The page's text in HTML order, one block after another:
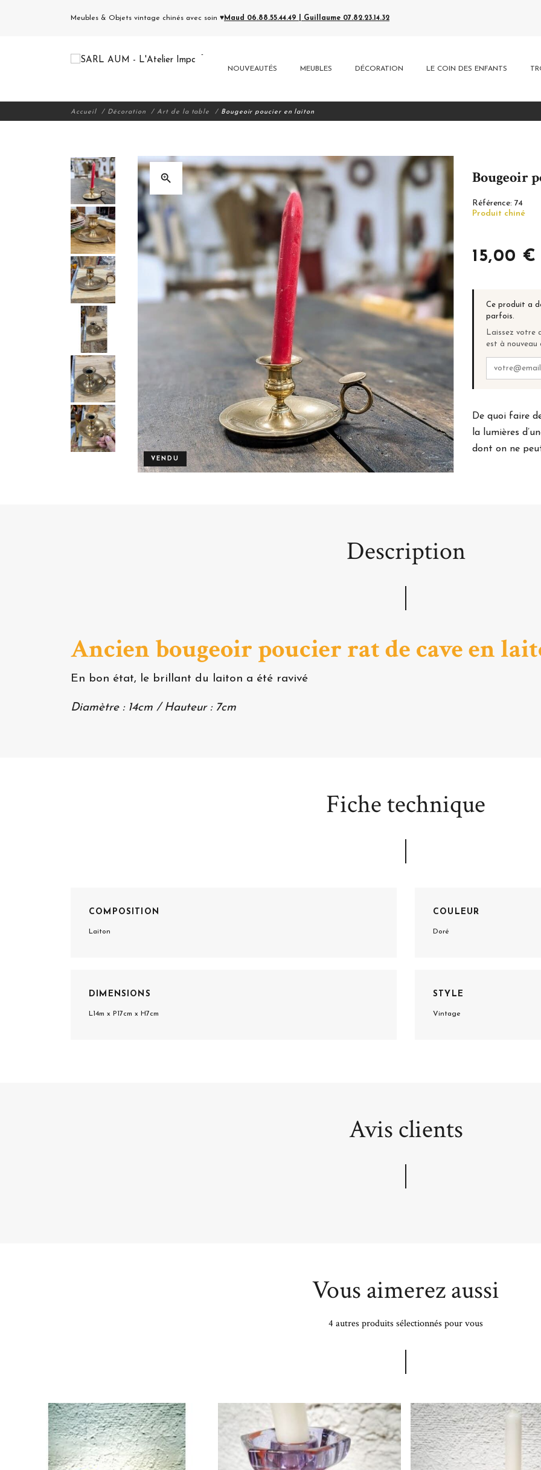
Meubles & Objets vintage chinés avec soin ♥Maud 06.88.55.44.49 | Guillaume 07.82.23.14.32
NOUVEAUTÉS MEUBLES DÉCORATION LE COIN DES ENFANTS
Accueil Décoration Art de la table Bougeoir poucier en laiton
VENDU
zoom_in Bougeoir
Référence: 74
Produit chiné
15,00 €
Ce produit a
parfois.
Laissez votre
est à nouveau
De quoi faire
la lumières
dont on ne
Description
Ancien bougeoir poucier rat de cave en
En bon état, le brillant du laiton a été ravivé
Diamètre : 14cm / Hauteur : 7cm
Fiche technique
COMPOSITION
Laiton
COULEUR
Doré
DIMENSIONS
L14m x P17cm x H7cm
STYLE
Vintage
Avis clients
Vous aimerez aussi
4 autres produits sélectionnés pour vous